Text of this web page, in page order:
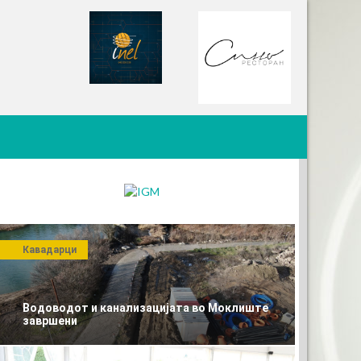
Водоводот и канализацијата во Моклиште
завршени
Кавадарци